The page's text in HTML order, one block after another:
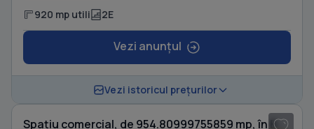
920 mp utili 2E
Vezi anunțul
Vezi istoricul prețurilor
Spațiu comercial, de 954.80999755859 mp, în Boema